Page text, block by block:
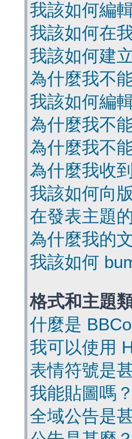
我該如何編
我該如何在
我該如何建
為什麼我不
我該如何編
為什麼我不
為什麼我不
為什麼我收
我該如何向
在發表主題
為什麼我的
我該如何
格式和主題
什麼是
我可以使用
表情符號是
我能貼圖嗎？
全域公告是